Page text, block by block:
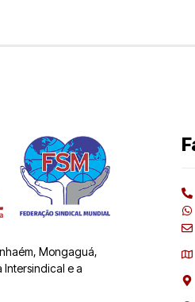
Mongaguá,
Intersindical e a